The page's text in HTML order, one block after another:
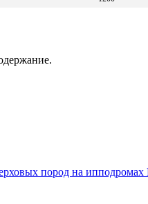
пород на ипподромах